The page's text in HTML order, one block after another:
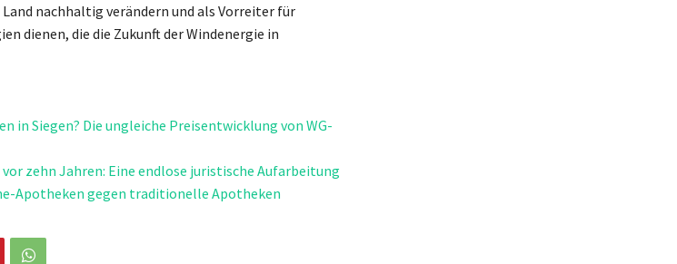
nachhaltig verändern und als Vorreiter für
dienen, die die Zukunft der Windenergie in
in Siegen? Die ungleiche Preisentwicklung von WG-
zehn Jahren: Eine endlose juristische Aufarbeitung
Apotheken gegen traditionelle Apotheken